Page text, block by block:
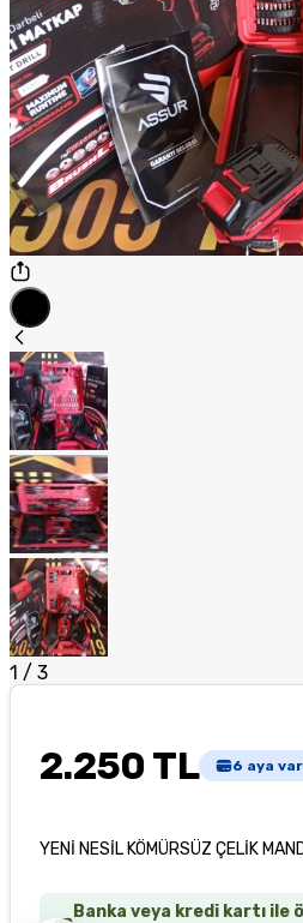
1 / 3
2.250 TL 6 aya
YENİ NESİL KÖMÜRSÜZ ÇELİK
Banka veya kredi kartı ile